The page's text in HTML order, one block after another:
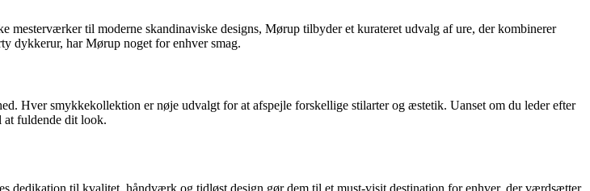
til moderne skandinaviske designs, Mørup tilbyder et kurateret udvalg af ure, der kombinerer
dykkerur, har Mørup noget for enhver smag.
Hver smykkekollektion er nøje udvalgt for at afspejle forskellige stilarter og æstetik. Uanset om du leder efter
at fuldende dit look.